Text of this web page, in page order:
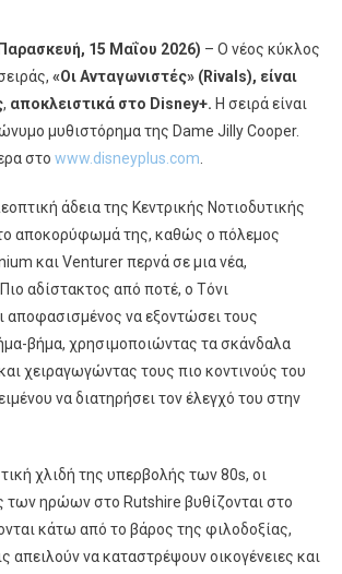
Διαθέσιμος
Στο
Disney+
15 Μαΐου 2026) – O νέος κύκλος
«Οι Ανταγωνιστές» (Rivals), είναι
, αποκλειστικά στο Disney+. Η σειρά είναι
μυθιστόρημα της Dame Jilly Cooper.
στο www.disneyplus.com.
άδεια της Κεντρικής Νοτιοδυτικής
αποκορύφωμά της, καθώς ο πόλεμος
και Venturer περνά σε μια νέα,
αδίστακτος από ποτέ, ο Τόνι
αποφασισμένος να εξοντώσει τους
βήμα, χρησιμοποιώντας τα σκάνδαλα
χειραγωγώντας τους πιο κοντινούς του
να διατηρήσει τον έλεγχό του στην
χλιδή της υπερβολής των 80s, οι
ηρώων στο Rutshire βυθίζονται στο
κάτω από το βάρος της φιλοδοξίας,
απειλούν να καταστρέψουν οικογένειες και